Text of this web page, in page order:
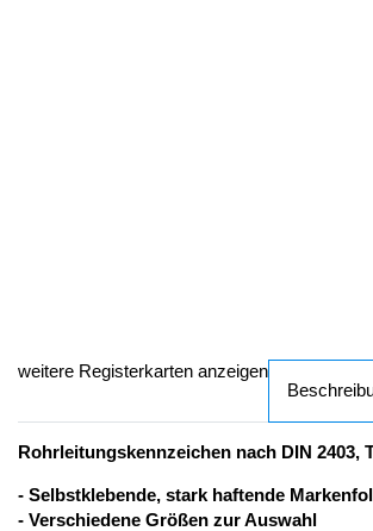
weitere Registerkarten anzeigen
Rohrleitungskennzeichen nach DIN 2403,
- Selbstklebende, stark haftende
- Verschiedene Größen zur Auswahl